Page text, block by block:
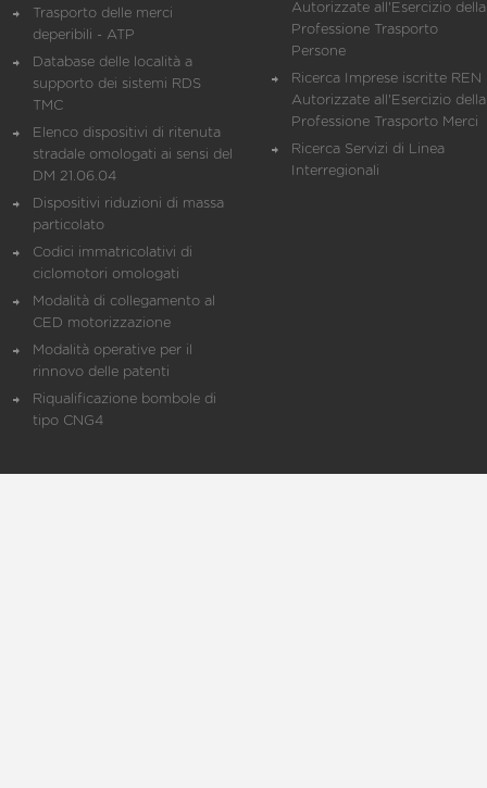
Trasporto delle merci
deperibili - ATP
Database delle località a
supporto dei sistemi RDS
TMC
Elenco dispositivi di ritenuta
stradale omologati ai sensi del
DM 21.06.04
Dispositivi riduzioni di massa
particolato
Codici immatricolativi di
ciclomotori omologati
Modalità di collegamento al
CED motorizzazione
Modalità operative per il
rinnovo delle patenti
Riqualificazione bombole di
tipo CNG4
Autorizzate all'Esercizio della
Professione Trasporto
Persone
Ricerca Imprese iscritte REN
Autorizzate all'Esercizio della
Professione Trasporto Merci
Ricerca Servizi di Linea
Interregionali